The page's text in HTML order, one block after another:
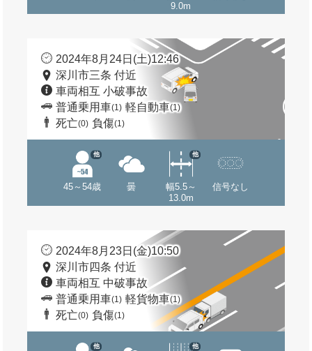
9.0m
2024年8月24日(土)12:46
深川市三条 付近
車両相互 小破事故
普通乗用車(1) 軽自動車(1)
死亡(0) 負傷(1)
45～54歳
他
曇
幅5.5～
13.0m
他
信号なし
2024年8月23日(金)10:50
深川市四条 付近
車両相互 中破事故
普通乗用車(1) 軽貨物車(1)
死亡(0) 負傷(1)
他 他